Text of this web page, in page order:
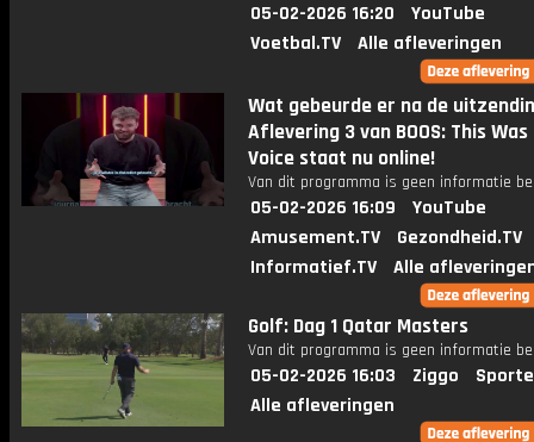
05-02-2026 16:20
YouTube
Voetbal.TV
Alle afleveringen
Wat gebeurde er na de
Aflevering 3 van BOOS: This Was
Voice staat nu online!
Van dit programma is geen informatie
05-02-2026 16:09
YouTube
Amusement.TV
Gezondheid.TV
Informatief.TV
Alle
Golf: Dag 1 Qatar Masters
Van dit programma is geen informatie
05-02-2026 16:03 Ziggo
Alle afleveringen